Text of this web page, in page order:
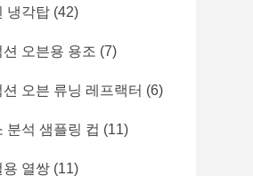
냉각탑 (42)
션 오븐용 용조 (7)
션 오븐 류닝 레프랙터 (6)
분석 샘플링 컵 (11)
용 열쌍 (11)